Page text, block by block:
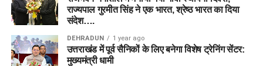
राज्यपाल गुरमीत सिंह ने एक भारत, श्रेष्ठ भारत का दिया
संदेश….
DEHRADUN 1 year ago
उत्तराखंड में पूर्व सैनिकों के लिए बनेगा विशेष ट्रेनिंग सेंटर:
मुख्यमंत्री धामी